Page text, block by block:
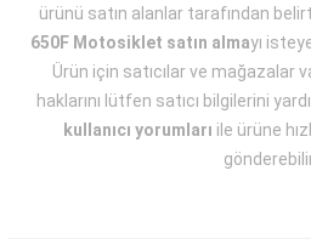
ürünü satın alanlar tarafından
650F Motosiklet satın almayı
Ürün için satıcılar ve mağazalar
haklarını lütfen satıcı bilgilerini
kullanıcı yorumları ile ürüne